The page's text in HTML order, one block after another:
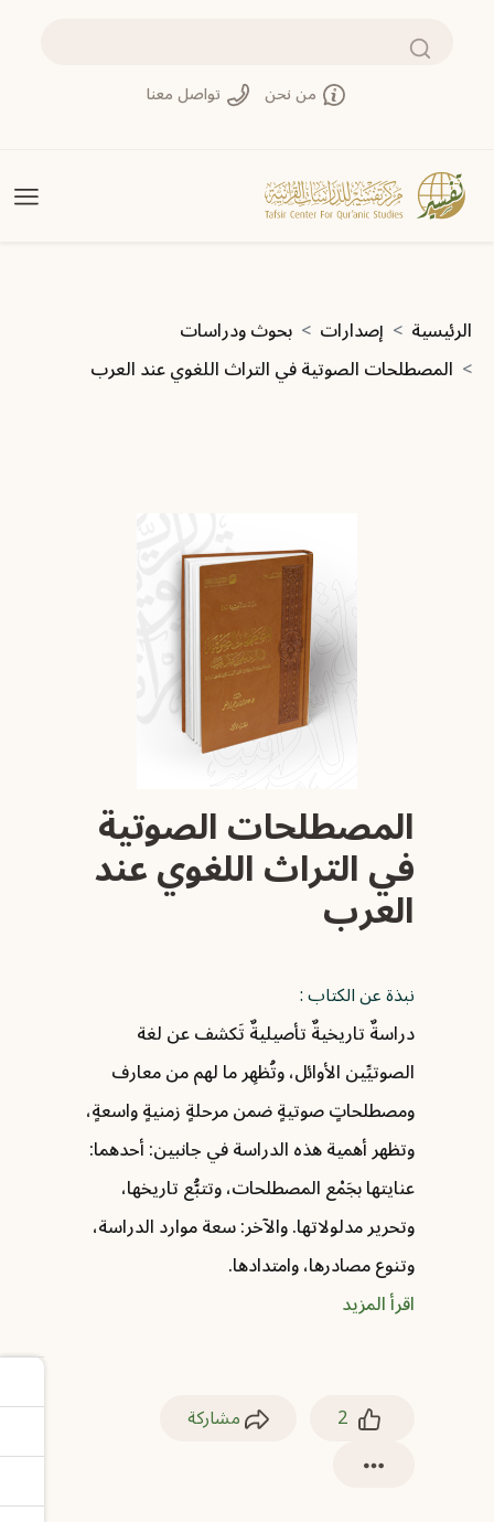
بحث
من نحن تواصل معنا
مسار التنقل
الرئيسية إصدارات
بحوث ودراسات
المصطلحات الصوتية في التراث اللغوي عند العرب
المصطلحات الصوتية
في التراث اللغوي عند
العرب
نبذة عن الكتاب :
دراسةٌ تاريخيةٌ تأصيليةٌ تَكشف عن لغة
الصوتيِّين الأوائل، وتُظهِر ما لهم من معارف
ومصطلحاتٍ صوتيةٍ ضمن مرحلةٍ زمنيةٍ واسعةٍ،
وتظهر أهمية هذه الدراسة في جانبين: أحدهما:
عنايتها بجَمْع المصطلحات، وتتبُّع تاريخها،
وتحرير مدلولاتها. والآخر: سعة موارد الدراسة،
وتنوع مصادرها، وامتدادها.
اقرأ المزيد
2 مشاركة